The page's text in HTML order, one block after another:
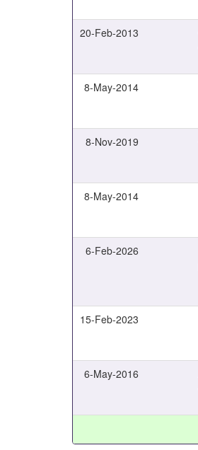
20-Feb-2013
8-May-2014
8-Nov-2019
8-May-2014
6-Feb-2026
15-Feb-2023
6-May-2016